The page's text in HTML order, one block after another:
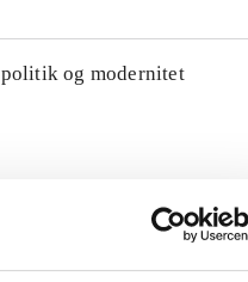
og modernitet